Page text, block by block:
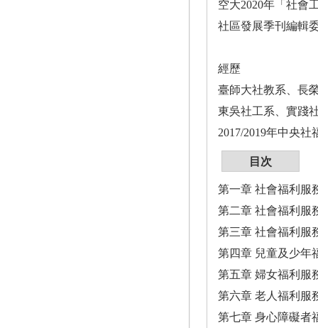
空大2020年「社會
社區發展季刊編輯
經歷
臺師大社教系、長
東吳社工系、實踐
2017/2019年中央社
目次
第一章 社會福利服
第二章 社會福利服
第三章 社會福利服
第四章 兒童及少年
第五章 婦女福利服
第六章 老人福利服
第七章 身心障礙者